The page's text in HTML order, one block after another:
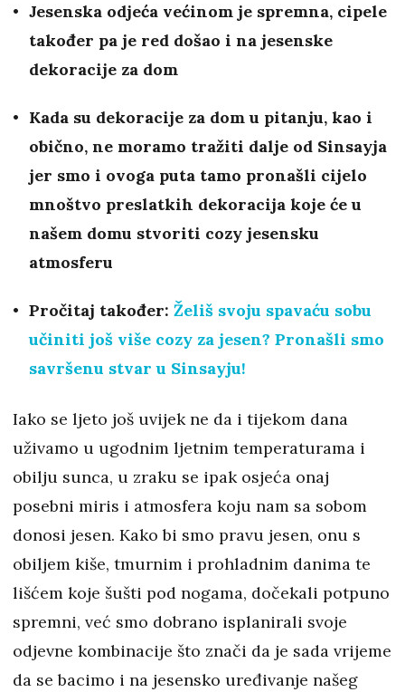
Jesenska odjeća većinom je spremna, cipele
također pa je red došao i na jesenske
dekoracije za dom
Kada su dekoracije za dom u pitanju, kao i
obično, ne moramo tražiti dalje od Sinsayja
jer smo i ovoga puta tamo pronašli cijelo
mnoštvo preslatkih dekoracija koje će u
našem domu stvoriti cozy jesensku
atmosferu
Pročitaj također: Želiš svoju spavaću sobu
učiniti još više cozy za jesen? Pronašli smo
savršenu stvar u Sinsayju!
Iako se ljeto još uvijek ne da i tijekom dana
uživamo u ugodnim ljetnim temperaturama i
obilju sunca, u zraku se ipak osjeća onaj
posebni miris i atmosfera koju nam sa sobom
donosi jesen. Kako bi smo pravu jesen, onu s
obiljem kiše, tmurnim i prohladnim danima te
lišćem koje šušti pod nogama, dočekali potpuno
spremni, već smo dobrano isplanirali svoje
odjevne kombinacije što znači da je sada vrijeme
da se bacimo i na jesensko uređivanje našeg